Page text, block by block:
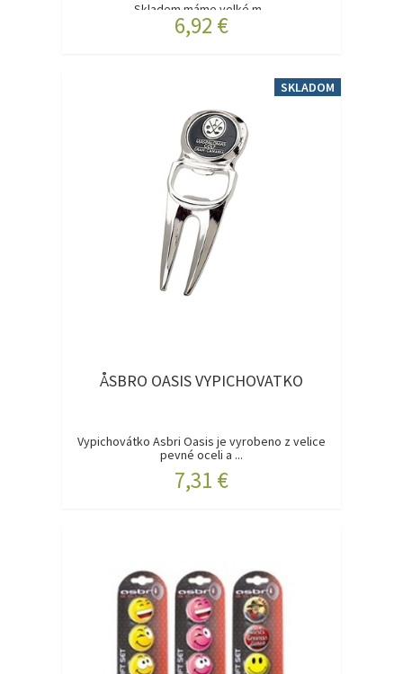
Skladem máme velké m...
6,92 €
SKLADOM
ÅSBRO OASIS VYPICHOVATKO
Vypichovátko Asbri Oasis je vyrobeno z velice
pevné oceli a ...
7,31 €